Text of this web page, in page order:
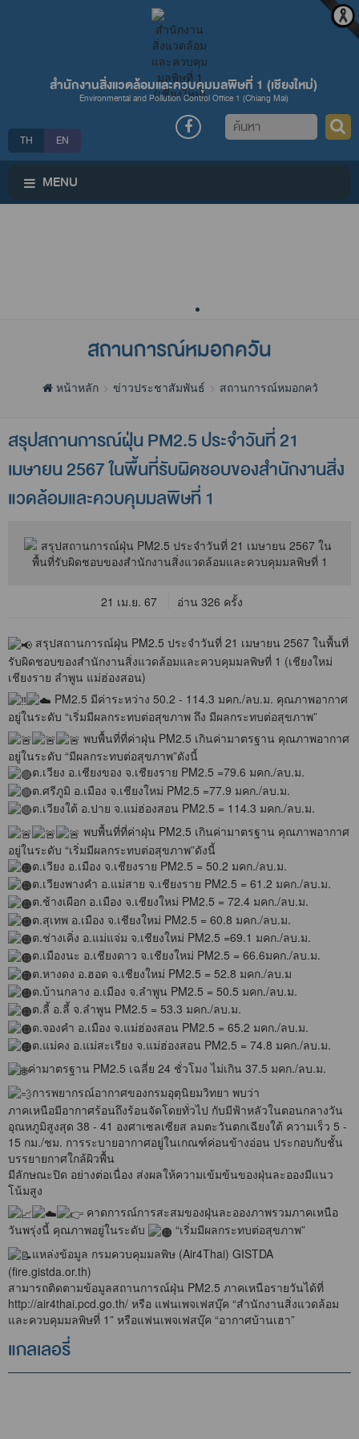
สำนักงานสิ่งแวดล้อมและควบคุมมลพิษที่ 1 (เชียงใหม่่)
Environmental and Pollution Control Office 1 (Chiang Mai)
TH EN
ค้นหา
MENU
สถานการณ์หมอกควัน
หน้าหลัก ข่าวประชาสัมพันธ์ สถานการณ์หมอกควัน
สรุปสถานการณ์ฝุ่น PM2.5 ประจำวันที่ 21
เมษายน 2567 ในพื้นที่รับผิดชอบของสำนักงานสิ่ง
แวดล้อมและควบคุมมลพิษที่ 1
21 เม.ย. 67 อ่าน 326 ครั้ง
สรุปสถานการณ์ฝุ่น PM2.5 ประจำวันที่ 21 เมษายน 2567 ในพื้นที่
รับผิดชอบของสำนักงานสิ่งแวดล้อมและควบคุมมลพิษที่ 1 (เชียงใหม่
เชียงราย ลำพูน แม่ฮ่องสอน)
PM2.5 มีค่าระหว่าง 50.2 - 114.3 มคก./ลบ.ม. คุณภาพอากาศ
อยู่ในระดับ “เริ่มมีผลกระทบต่อสุขภาพ ถึง มีผลกระทบต่อสุขภาพ”
พบพื้นที่ที่ค่าฝุ่น PM2.5 เกินค่ามาตรฐาน คุณภาพอากาศ
อยู่ในระดับ “มีผลกระทบต่อสุขภาพ”ดังนี้
ต.เวียง อ.เชียงของ จ.เชียงราย PM2.5 =79.6 มคก./ลบ.ม.
ต.ศรีภูมิ อ.เมือง จ.เชียงใหม่ PM2.5 =77.9 มคก./ลบ.ม.
ต.เวียงใต้ อ.ปาย จ.แม่ฮ่องสอน PM2.5 = 114.3 มคก./ลบ.ม.
พบพื้นที่ที่ค่าฝุ่น PM2.5 เกินค่ามาตรฐาน คุณภาพอากาศ
อยู่ในระดับ “เริ่มมีผลกระทบต่อสุขภาพ”ดังนี้
ต.เวียง อ.เมือง จ.เชียงราย PM2.5 = 50.2 มคก./ลบ.ม.
ต.เวียงพางคำ อ.แม่สาย จ.เชียงราย PM2.5 = 61.2 มคก./ลบ.ม.
ต.ช้างเผือก อ.เมือง จ.เชียงใหม่ PM2.5 = 72.4 มคก./ลบ.ม.
ต.สุเทพ อ.เมือง จ.เชียงใหม่ PM2.5 = 60.8 มคก./ลบ.ม.
ต.ช่างเคิ่ง อ.แม่แจ่ม จ.เชียงใหม่ PM2.5 =69.1 มคก./ลบ.ม.
ต.เมืองนะ อ.เชียงดาว จ.เชียงใหม่ PM2.5 = 66.6มคก./ลบ.ม.
ต.หางดง อ.ฮอด จ.เชียงใหม่ PM2.5 = 52.8 มคก./ลบ.ม
ต.บ้านกลาง อ.เมือง จ.ลำพูน PM2.5 = 50.5 มคก./ลบ.ม.
ต.ลี้ อ.ลี้ จ.ลำพูน PM2.5 = 53.3 มคก./ลบ.ม.
ต.จองคำ อ.เมือง จ.แม่ฮ่องสอน PM2.5 = 65.2 มคก./ลบ.ม.
ต.แม่คง อ.แม่สะเรียง จ.แม่ฮ่องสอน PM2.5 = 74.8 มคก./ลบ.ม.
ค่ามาตรฐาน PM2.5 เฉลี่ย 24 ชั่วโมง ไม่เกิน 37.5 มคก./ลบ.ม.
การพยากรณ์อากาศของกรมอุตุนิยมวิทยา พบว่า
ภาคเหนือมีอากาศร้อนถึงร้อนจัดโดยทั่วไป กับมีฟ้าหลัวในตอนกลางวัน
อุณหภูมิสูงสุด 38 - 41 องศาเซลเซียส ลมตะวันตกเฉียงใต้ ความเร็ว 5 -
15 กม./ชม. การระบายอากาศอยู่ในเกณฑ์ค่อนข้างอ่อน ประกอบกับชั้น
บรรยายกาศใกล้ผิวพื้น
มีลักษณะปิด อย่างต่อเนื่อง ส่งผลให้ความเข้มข้นของฝุ่นละอองมีแนว
โน้มสูง
คาดการณ์การสะสมของฝุ่นละอองภาพรวมภาคเหนือ
วันพรุ่งนี้ คุณภาพอยู่ในระดับ
“เริ่มมีผลกระทบต่อสุขภาพ”
แหล่งข้อมูล กรมควบคุมมลพิษ (Air4Thai) GISTDA
(fire.gistda.or.th)
สามารถติดตามข้อมูลสถานการณ์ฝุ่น PM2.5 ภาคเหนือรายวันได้ที่
http://air4thai.pcd.go.th/ หรือ แฟนเพจเฟสบุ๊ค “สำนักงานสิ่งแวดล้อม
และควบคุมมลพิษที่ 1” หรือแฟนเพจเฟสบุ๊ค “อากาศบ้านเฮา”
แกลเลอรี่